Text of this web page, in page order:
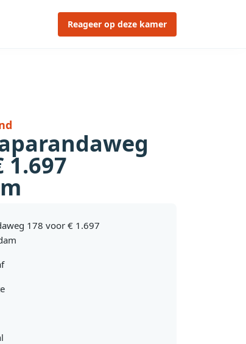
Reageer op deze kamer
1.697
178 voor € 1.697